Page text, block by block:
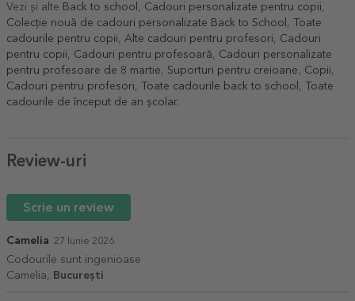
Vezi și alte Back to school , Cadouri personalizate pentru copii,
Colecție nouă de cadouri personalizate Back to School , Toate
cadourile pentru copii, Alte cadouri pentru profesori, Cadouri
pentru copii, Cadouri pentru profesoară, Cadouri personalizate
pentru profesoare de 8 martie, Suporturi pentru creioane, Copii,
Cadouri pentru profesori, Toate cadourile back to school , Toate
cadourile de început de an școlar.
Review-uri
Scrie un review
Camelia 27 Iunie 2026
Codourile sunt ingenioase
Camelia,
București